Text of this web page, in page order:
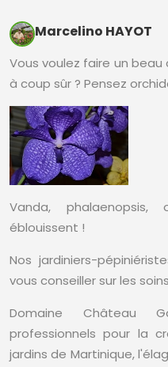
Marcelino HAYOT
Vous voulez faire un
à coup sûr ? Pensez
Vanda, phalaenopsis,
éblouissent !
Nos jardiniers-
vous conseiller sur les
Domaine Château
professionnels pour la
jardins de Martinique,